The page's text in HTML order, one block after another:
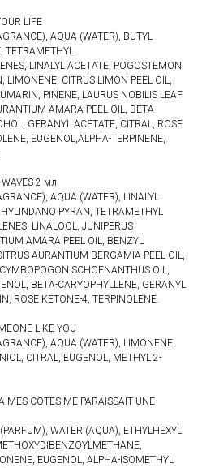
LIFE
AQUA (WATER), BUTYL
TETRAMETHYL
LINALYL ACETATE, POGOSTEMON
LIMONENE, CITRUS LIMON PEEL OIL,
PINENE, LAURUS NOBILIS LEAF
AMARA PEEL OIL, BETA-
GERANYL ACETATE, CITRAL, ROSE
EUGENOL,ALPHA-TERPINENE,
2 мл
AQUA (WATER), LINALYL
PYRAN, TETRAMETHYL
LINALOOL, JUNIPERUS
AMARA PEEL OIL, BENZYL
AURANTIUM BERGAMIA PEEL OIL,
SCHOENANTHUS OIL,
BETA-CARYOPHYLLENE, GERANYL
ROSE KETONE-4, TERPINOLENE.
LIKE YOU
AQUA (WATER), LIMONENE,
CITRAL, EUGENOL, METHYL 2-
COTES ME PARAISSAIT UNE
WATER (AQUA), ETHYLHEXYL
EUGENOL, ALPHA-ISOMETHYL